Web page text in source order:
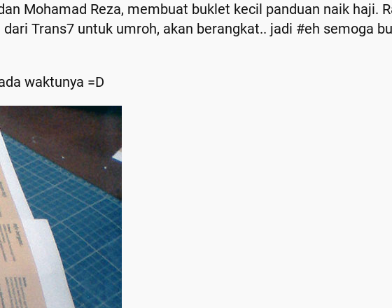
Mohamad Reza, membuat buklet kecil panduan naik haji.
Trans7 untuk umroh, akan berangkat.. jadi #eh semoga
waktunya =D